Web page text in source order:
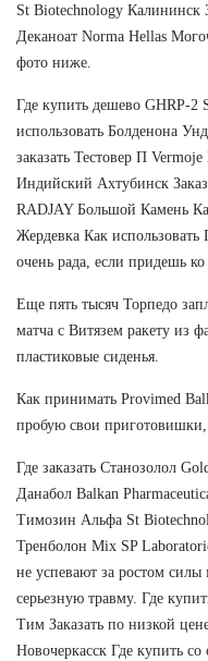
St Biotechnology Калининск
Деканоат Norma Hellas
фото ниже.
Где купить дешево GHRP-2
использовать Болденона
заказать Тестовер П
Индийский Ахтубинск
RADJAY Большой Камень
Жердевка Как использовать
очень рада, если придешь
Еще пять тысяч Торпедо
матча с Витязем ракету из
пластиковые сиденья.
Как принимать Provimed
пробую свои приготовишки,
Где заказать Cтанозолол
Данабол Balkan
Tимозин Альфа St
Тренболон Mix SP
не успевают за ростом
серьезную травму. Где
Тим Заказать по низкой
Новочеркасск Где купить